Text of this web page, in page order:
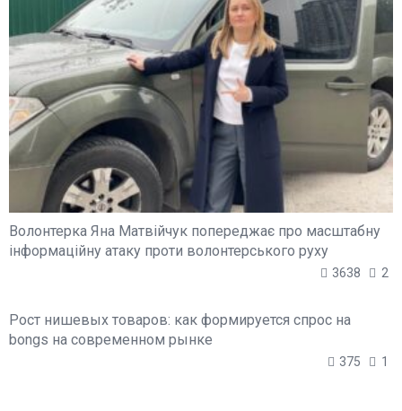
Волонтерка Яна Матвійчук попереджає про масштабну
інформаційну атаку проти волонтерського руху
3638 2
Рост нишевых товаров: как формируется спрос на
bongs на современном рынке
375 1